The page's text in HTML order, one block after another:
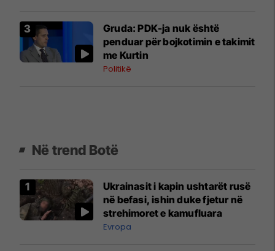
Gruda: PDK-ja nuk është
penduar për bojkotimin e takimit
me Kurtin
Politikë
Në trend Botë
Ukrainasit i kapin ushtarët rusë
në befasi, ishin duke fjetur në
strehimoret e kamufluara
Evropa